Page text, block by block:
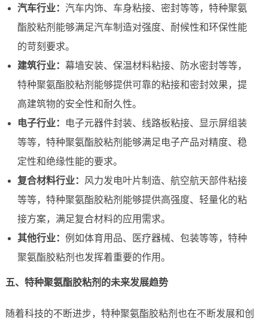
汽车行业： 汽车内饰、车身粘接、密封等等，特种聚氨
酯胶粘剂能够满足汽车制造对强度、耐候性和环保性能
的苛刻要求。
建筑行业： 幕墙安装、保温材料粘接、防水密封等等，
特种聚氨酯胶粘剂能够提供可靠的粘接和密封效果，提
高建筑物的安全性和耐久性。
电子行业：
电子元器件封装、线路板粘接、显示屏组装
等等，特种聚氨酯胶粘剂能够满足电子产品对精度、稳
定性和绝缘性能的要求。
复合材料行业： 风力发电叶片制造、航空航天部件粘接
等等，特种聚氨酯胶粘剂能够提供高强度、轻量化的粘
接方案，满足复合材料的应用需求。
其他行业： 例如体育用品、医疗器械、包装等等，特种
聚氨酯胶粘剂也发挥着重要的作用。
五、特种聚氨酯胶粘剂的未来发展趋势
随着科技的不断进步，特种聚氨酯胶粘剂也在不断发展和创